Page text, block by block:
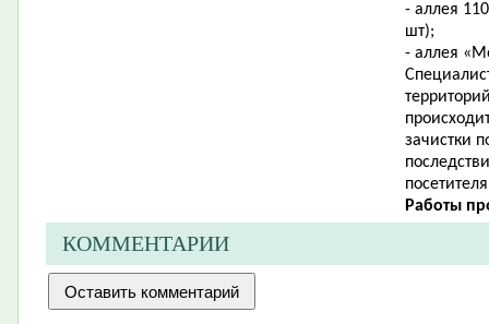
- аллея
шт);
- аллея
зачистки
Работы
КОММЕНТАРИИ